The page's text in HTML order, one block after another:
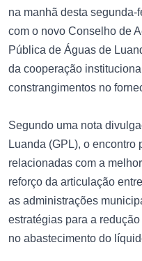
na manhã desta
com o novo Conselho de
Pública de Águas de
da cooperação
constrangimentos no
Segundo uma nota
Luanda (GPL), o encontro
relacionadas com a
reforço da articulação
as administrações
estratégias para a
no abastecimento do